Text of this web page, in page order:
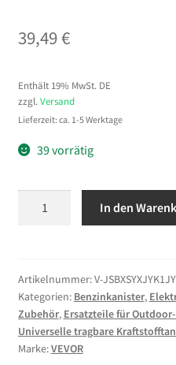
39,49€
Enthält 19% MwSt. DE
zzgl. Versand
Lieferzeit: ca. 1-5 Werktage
39 vorrätig
L,
Benzinkanister
mit
Ausgießer
&
In den
Artikelnummer:V-
Kategorien: Benzinkanister,
Zubehör, Ersatzteile für
Universelle tragbare
Marke:VEVOR